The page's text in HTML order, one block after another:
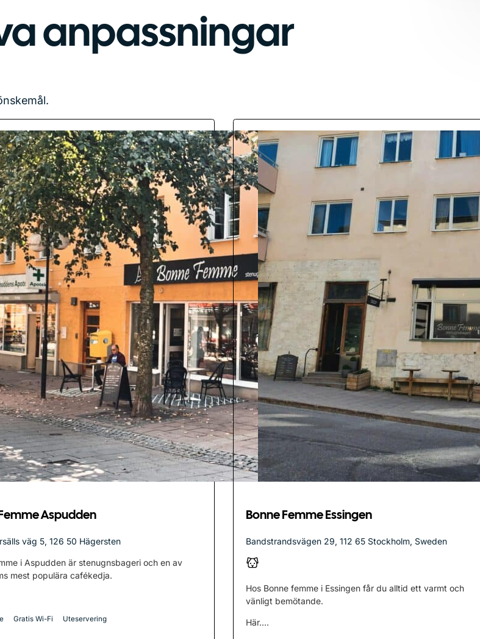
anpassningar
Aspudden
väg 5, 126 50 Hägersten
i Aspudden är stenugnsbageri och en av
mest populära cafékedja.
Gratis Wi-Fi Uteservering
Bonne Femme Essingen
Bandstrandsvägen 29, 112 65 Stockholm, Sweden
Hos Bonne femme i Essingen får du alltid ett varmt och
vänligt bemötande.
Här....